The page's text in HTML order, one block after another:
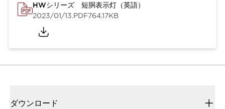
HWシリーズ 短胴表示灯（英語）
2023/01/13.PDF764.17KB
ダウンロード